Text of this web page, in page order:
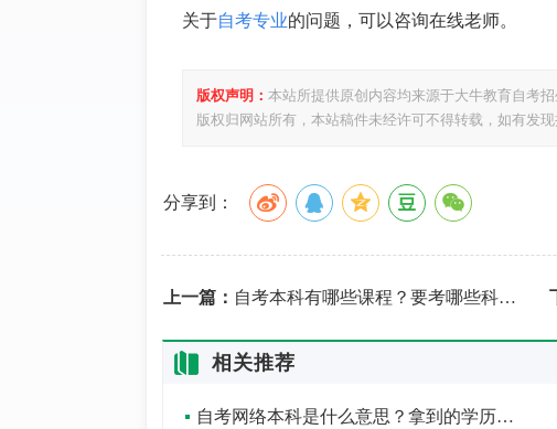
关于自考专业的问题，可以咨询在线老师。
版权声明： 本站所提供原创内容均来源于大牛教育自考
版权归网站所有，本站稿件未经许可不得转载，如有发
分享到：
上一篇： 自考本科有哪些课程？要考哪些科目？
相关推荐
自考网络本科是什么意思？拿到的学历含金量如何？